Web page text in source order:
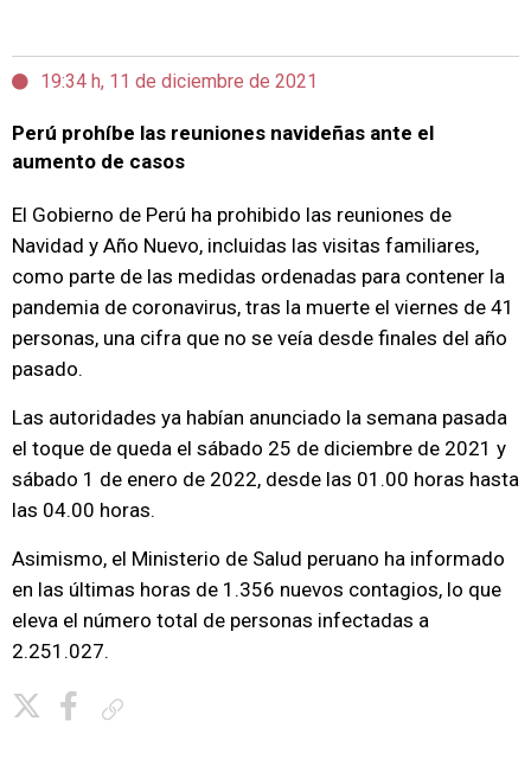
19:34 h, 11 de diciembre de 2021
Perú prohíbe las reuniones navideñas ante el
aumento de casos
El Gobierno de Perú ha prohibido las reuniones de
Navidad y Año Nuevo, incluidas las visitas familiares,
como parte de las medidas ordenadas para contener la
pandemia de coronavirus, tras la muerte el viernes de 41
personas, una cifra que no se veía desde finales del año
pasado.
Las autoridades ya habían anunciado la semana pasada
el toque de queda el sábado 25 de diciembre de 2021 y
sábado 1 de enero de 2022, desde las 01.00 horas hasta
las 04.00 horas.
Asimismo, el Ministerio de Salud peruano ha informado
en las últimas horas de 1.356 nuevos contagios, lo que
eleva el número total de personas infectadas a
2.251.027.